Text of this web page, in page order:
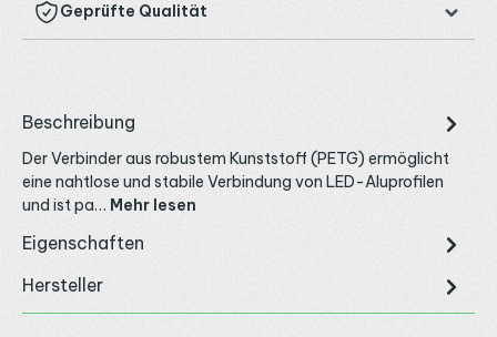
Geprüfte Qualität
Beschreibung
Der Verbinder aus robustem Kunststoff (PETG) ermöglicht
eine nahtlose und stabile Verbindung von LED-Aluprofilen
und ist pa… Mehr lesen
Eigenschaften
Hersteller